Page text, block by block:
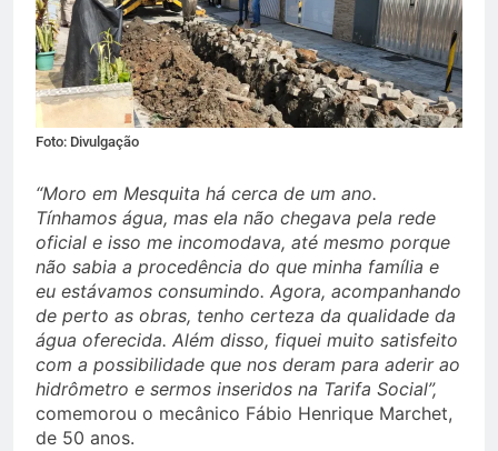
Foto: Divulgação
“Moro em Mesquita há cerca de um ano.
Tínhamos água, mas ela não chegava pela rede
oficial e isso me incomodava, até mesmo porque
não sabia a procedência do que minha família e
eu estávamos consumindo. Agora, acompanhando
de perto as obras, tenho certeza da qualidade da
água oferecida. Além disso, fiquei muito satisfeito
com a possibilidade que nos deram para aderir ao
hidrômetro e sermos inseridos na Tarifa Social”,
comemorou o mecânico Fábio Henrique Marchet,
de 50 anos.